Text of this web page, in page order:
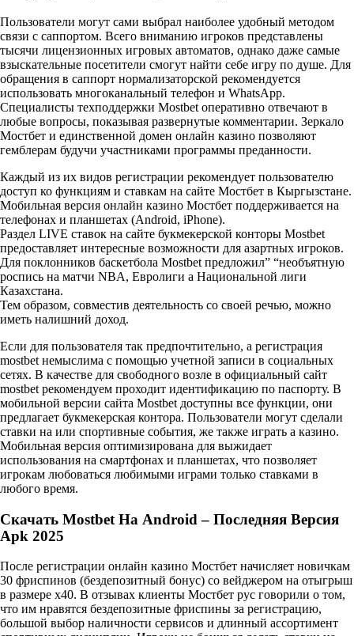
Пользователи могут сами выбрал наиболее удобный методом
связи с саппортом. Всего вниманию игроков представлены
тысячи лицензионных игровых автоматов, однако даже самые
взыскательные посетители смогут найти себе игру по душе. Для
обращения в саппорт нормализаторской рекомендуется
использовать многоканальный телефон и WhatsApp.
Специалисты техподдержки Mostbet оперативно отвечают в
любые вопросы, показывая развернутые комментарии. Зеркало
Мостбет и единственной домен онлайн казино позволяют
гемблерам будучи участниками программы преданности.
Каждый из их видов регистрации рекомендует пользователю
доступ ко функциям и ставкам на сайте Мостбет в Кыргызстане.
Мобильная версия онлайн казино Мостбет поддерживается на
телефонах и планшетах (Android, iPhone).
Раздел LIVE ставок на сайте букмекерской конторы Mostbet
предоставляет интересные возможности для азартных игроков.
Для поклонников баскетбола Mostbet предложил” “необъятную
роспись на матчи NBA, Евролиги а Национальной лиги
Казахстана.
Тем образом, совместив деятельность со своей речью, можно
иметь налишний доход.
Если для пользователя так предпочтительно, а регистрация
mostbet немыслима с помощью учетной записи в социальных
сетях. В качестве для свободного возле в официальный сайт
mostbet рекомендуем проходит идентификацию по паспорту. В
мобильной версии сайта Mostbet доступны все функции, они
предлагает букмекерская контора. Пользователи могут сделали
ставки на или спортивные события, же также играть а казино.
Мобильная версия оптимизирована для выжидает
использования на смартфонах и планшетах, что позволяет
игрокам любоваться любимыми играми только ставками в
любого время.
Скачать Mostbet На Android – Последняя Версия
Apk 2025
После регистрации онлайн казино Мостбет начисляет новичкам
30 фриспинов (бездепозитный бонус) со вейджером на отыгрыш
в размере х40. В отзывах клиенты Мостбет рус говорили о том,
что им нравятся бездепозитные фриспины за регистрацию,
большой выбор наличности сервисов и длинный ассортимент